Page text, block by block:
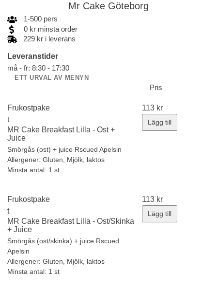
Mr Cake Göteborg
1-500 pers
0 kr minsta order
229 kr i leverans
Leveranstider
må - fr: 8:30 - 17:30
ETT URVAL AV MENYN
Pris
Frukostpake
t
MR Cake Breakfast Lilla - Ost +
Juice
Smörgås (ost) + juice Rscued Apelsin
Allergener: Gluten, Mjölk, laktos
Minsta antal: 1 st
113 kr
Lägg till
Frukostpake
t
MR Cake Breakfast Lilla - Ost/Skinka
+ Juice
Smörgås (ost/skinka) + juice Rscued
Apelsin
Allergener: Gluten, Mjölk, laktos
Minsta antal: 1 st
113 kr
Lägg till